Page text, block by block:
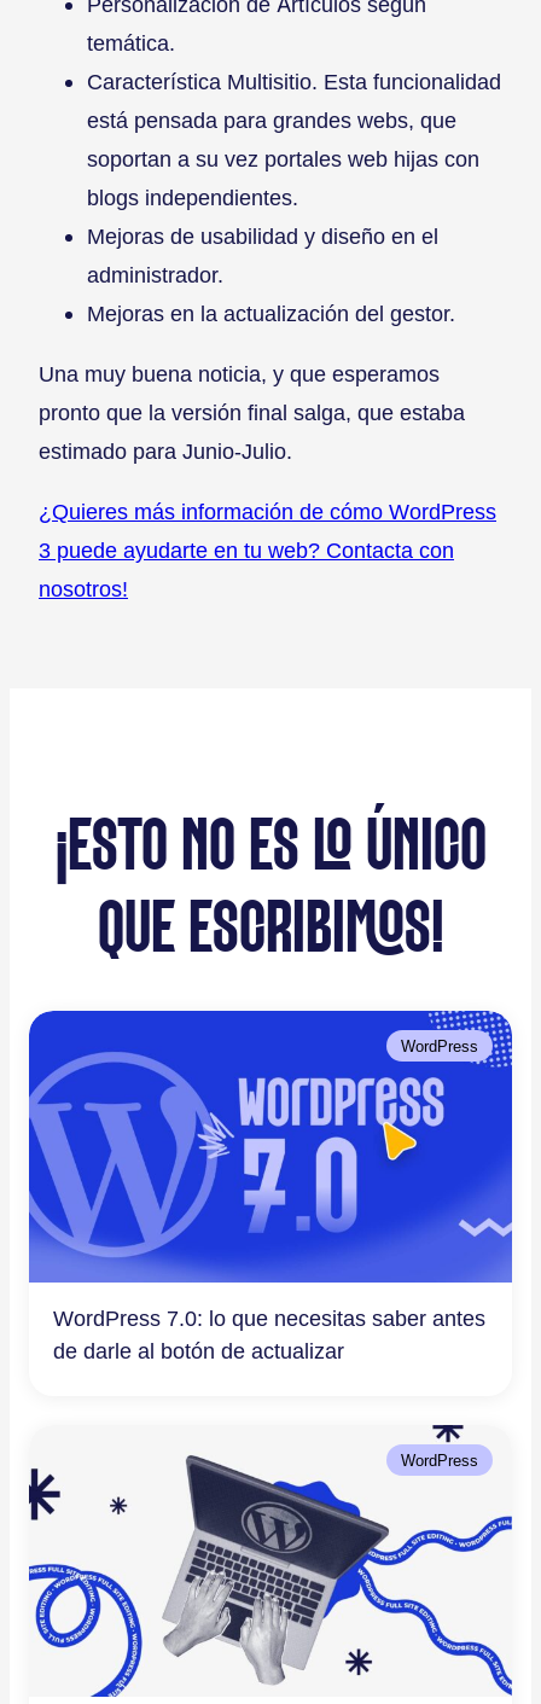
temática.
Característica Multisitio. Esta funcionalidad
está pensada para grandes webs, que
soportan a su vez portales web hijas con
blogs independientes.
Mejoras de usabilidad y diseño en el
administrador.
Mejoras en la actualización del gestor.
Una muy buena noticia, y que esperamos
pronto que la versión final salga, que estaba
estimado para Junio-Julio.
¿Quieres más información de cómo WordPress
3 puede ayudarte en tu web? Contacta con
nosotros!
¡ESTO NO ES LO ÚNICO
QUE ESCRIBIMOS!
WordPress
WordPress 7.0: lo que necesitas saber antes
de darle al botón de actualizar
WordPress